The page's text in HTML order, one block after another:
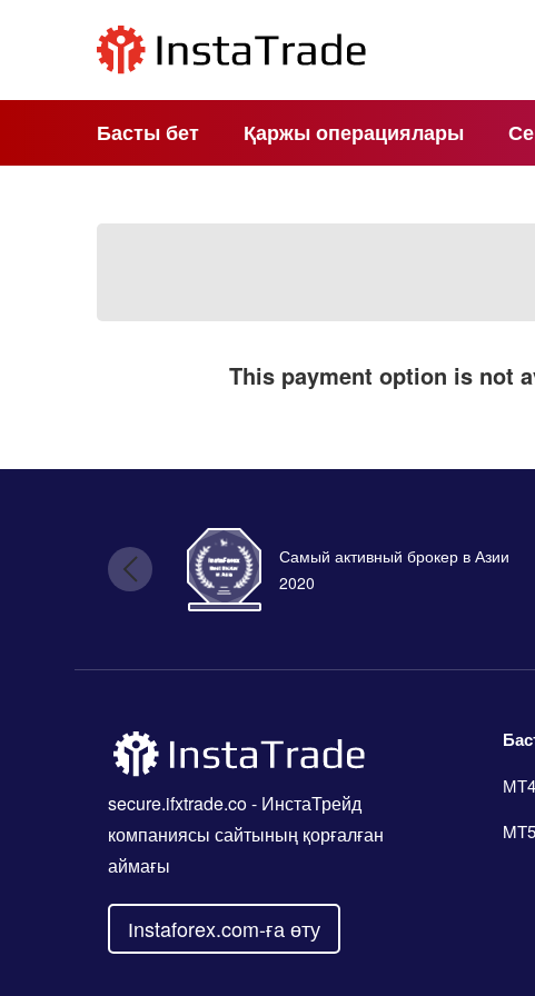
Басты бет Қаржы операциялары
This payment option is not
Самый активный брокер в Азии
2020
secure.ifxtrade.co- ИнстаТрейд
компаниясы сайтының қорғалған
аймағы
Іnstaforex.com-ға өту